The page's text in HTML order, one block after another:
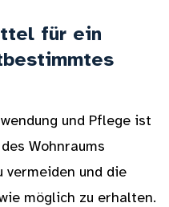
für ein
und Pflege ist
Wohnraums
vermeiden und die
möglich zu erhalten.